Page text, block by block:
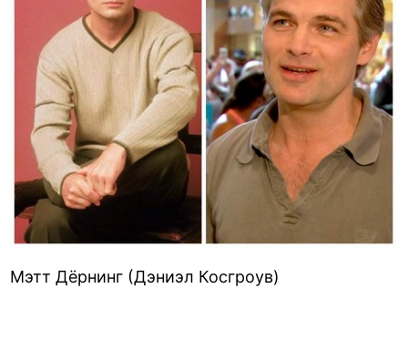
Мэтт Дёрнинг (Дэниэл Косгроув)